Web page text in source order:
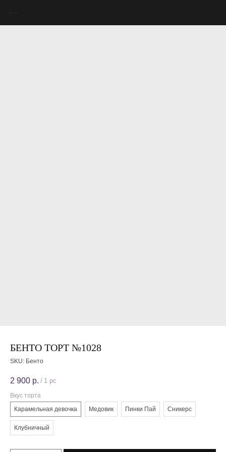
БЕНТО ТОРТ №1028
SKU: Бенто
2 900 р. / 1 pc
Вкус торта
Карамельная девочка
Медовик Пинки Пай Сникерс
Клубничный